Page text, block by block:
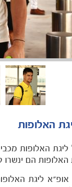
האלופות
הם ינשרו